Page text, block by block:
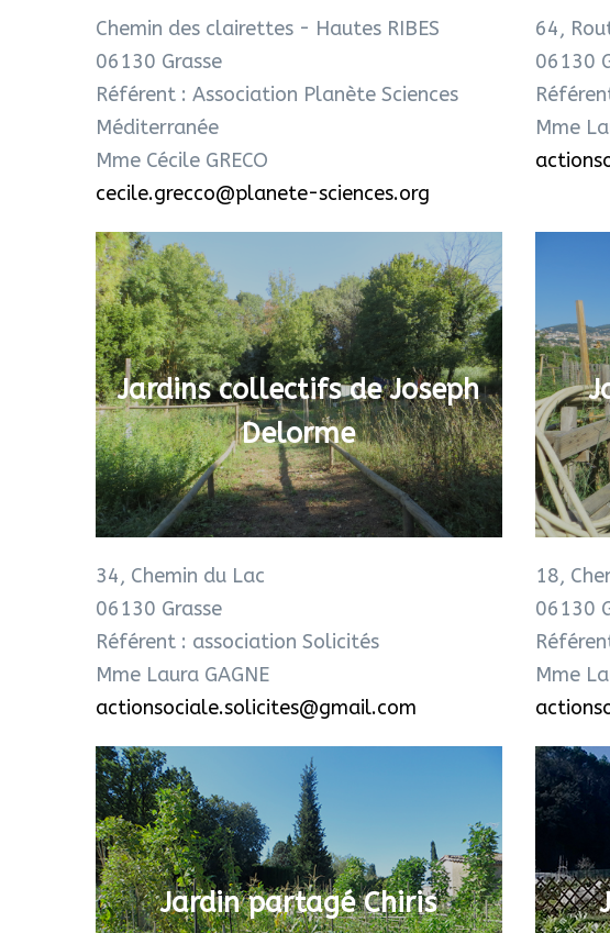
Chemin des clairettes - Hautes RIBES
06130 Grasse
Référent : Association Planète Sciences
Méditerranée
Mme Cécile GRECO
cecile.grecco@planete-sciences.org
64,
06130
Mme
Jardins collectifs de Joseph
Delorme
34, Chemin du Lac
06130 Grasse
Référent : association Solicités
Mme Laura GAGNE
actionsociale.solicites@gmail.com
18,
06130
Mme
Jardin partagé Chiris